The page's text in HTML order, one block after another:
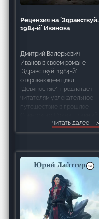
Рецензия на `Здравствуй,
1984-й` Иванова
Дмитрий Валерьевич
Иванов в своем романе
`Здравствуй, 1984-й`,
открывающем цикл
`Девяностые`, предлагает
читателям увлекательное
путешествие в прошлое
герой – мужчина в
расцвете сил, но уже
Карлсона, внезапно
оказывается в теле своего
одноклассника в 1984 году.
читать далее